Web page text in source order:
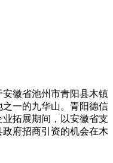
徽省池州市青阳县木镇
一的九华山。青阳德信
拓展期间，以安徽省支
府招商引资的机会在木